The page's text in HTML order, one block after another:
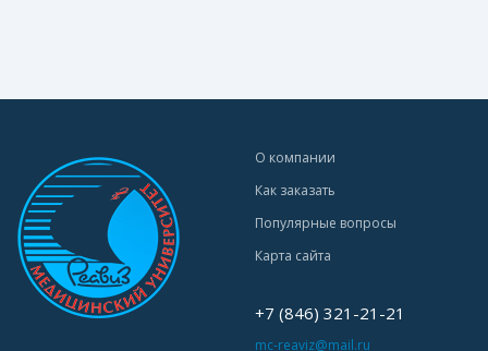
О компании
Как заказать
Популярные вопросы
Карта сайта
+7 (846) 321-21-21
mc-reaviz@mail.ru